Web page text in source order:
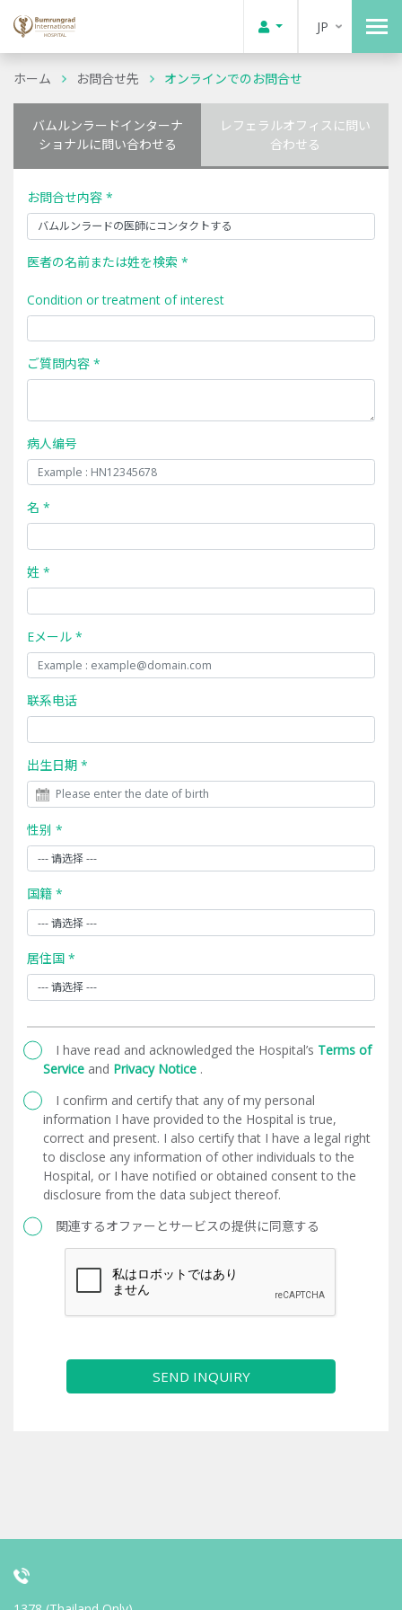
JP
ホーム お問合せ先 オンラインでのお問合せ
バムルンラードインターナ
ショナルに問い合わせる
レフェラルオフィスに問い
合わせる
お問合せ内容 *
医者の名前または姓を検索 *
Condition or treatment of interest
ご質問内容 *
病人编号
名 *
姓 *
Eメール *
联系电话
出生日期 *
性别 *
国籍 *
居住国 *
I have read and acknowledged the Hospital’s Terms of
Service and Privacy Notice .
I confirm and certify that any of my personal
information I have provided to the Hospital is true,
correct and present. I also certify that I have a legal right
to disclose any information of other individuals to the
Hospital, or I have notified or obtained consent to the
disclosure from the data subject thereof.
関連するオファーとサービスの提供に同意する
SEND INQUIRY